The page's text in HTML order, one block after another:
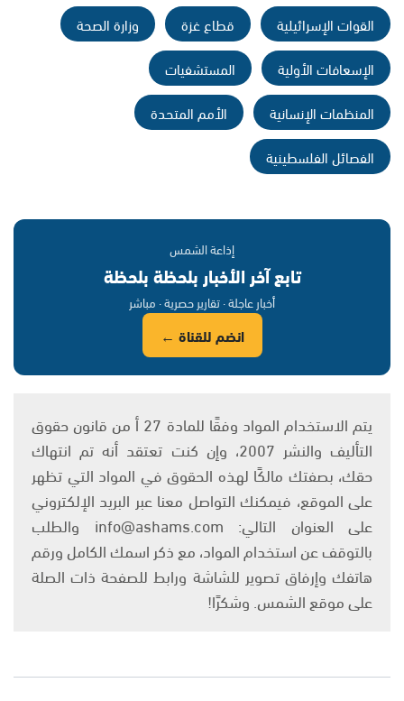
القوات الإسرائيلية قطاع غزة
وزارة الصحة
الإسعافات الأولية
المستشفيات
المنظمات الإنسانية
الأمم المتحدة
الفصائل الفلسطينية
إذاعة الشمس
تابع آخر الأخبار بلحظة بلحظة
أخبار عاجلة · تقارير حصرية · مباشر
انضم للقناة ←
يتم الاستخدام المواد وفقًا للمادة 27 أ من قانون حقوق
التأليف والنشر 2007، وإن كنت تعتقد أنه تم انتهاك
حقك، بصفتك مالكًا لهذه الحقوق في المواد التي تظهر
على الموقع، فيمكنك التواصل معنا عبر البريد الإلكتروني
على العنوان التالي: info@ashams.com والطلب
بالتوقف عن استخدام المواد، مع ذكر اسمك الكامل ورقم
هاتفك وإرفاق تصوير للشاشة ورابط للصفحة ذات الصلة
على موقع الشمس. وشكرًا!